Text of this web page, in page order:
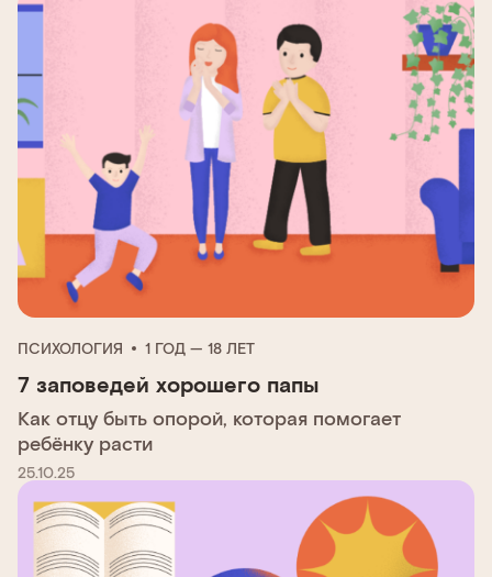
ПСИХОЛОГИЯ 1 ГОД — 18 ЛЕТ
7 заповедей хорошего папы
Как отцу быть опорой, которая помогает
ребёнку расти
25.10.25